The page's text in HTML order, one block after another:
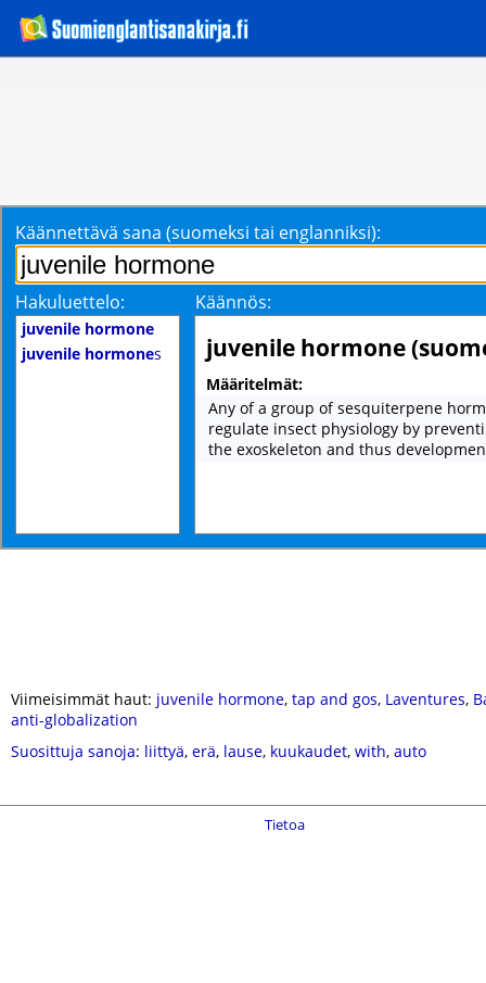
Käännettävä sana (suomeksi tai englanniksi):
Hakuluettelo: Käännös:
juvenile hormone
juvenile hormones juvenile hormone
Määritelmät:
Any of a group of sesquiterpene
regulate insect physiology by
the exoskeleton and thus
Viimeisimmät haut: juvenile hormone, tap and gos, Laventures,
anti-globalization
Suosittuja sanoja: liittyä, erä, lause, kuukaudet, with, auto
Tietoa